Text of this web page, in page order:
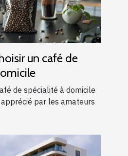
un café de
de spécialité à domicile
par les amateurs